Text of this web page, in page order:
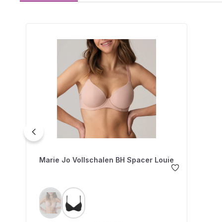
Marie Jo Vollschalen BH Spacer Louie
FARBE AUSWÄHLEN
(Diese Option ist zurzeit nicht verfügbar.)